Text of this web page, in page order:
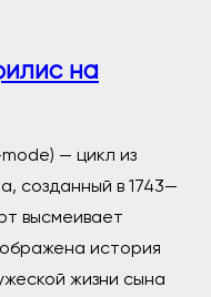
на
— цикл из
созданный в 1743—
высмеивает
история
жизни сына